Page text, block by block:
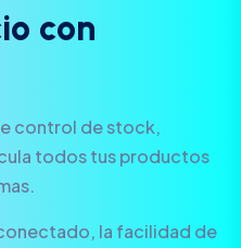
io con
control de stock,
todos tus productos
la facilidad de